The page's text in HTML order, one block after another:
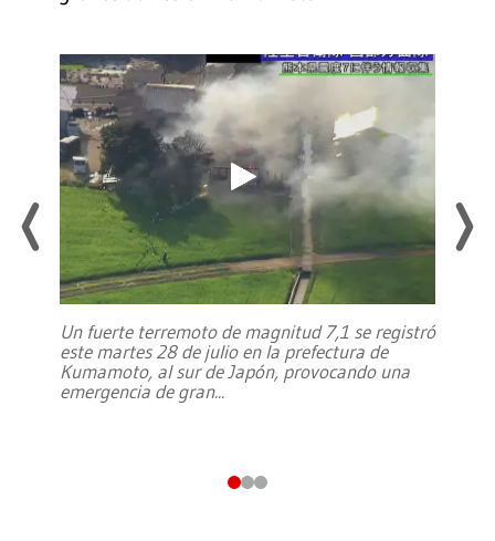
Un fuerte terremoto de magnitud 7,1 se registró
este martes 28 de julio en la prefectura de
Kumamoto, al sur de Japón, provocando una
emergencia de gran...